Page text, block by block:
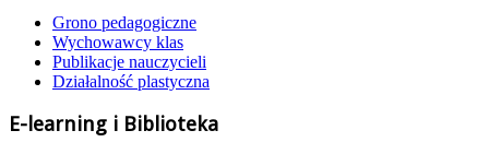
Grono pedagogiczne
Wychowawcy klas
Publikacje nauczycieli
Działalność plastyczna
E-learning i Biblioteka